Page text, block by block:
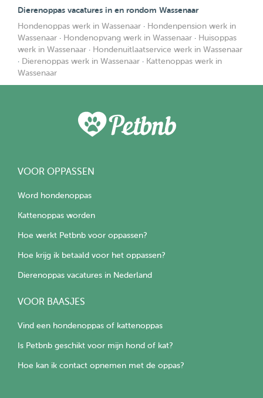
Dierenoppas vacatures in en rondom Wassenaar
Hondenoppas werk in Wassenaar · Hondenpension werk in
Wassenaar · Hondenopvang werk in Wassenaar · Huisoppas
werk in Wassenaar · Hondenuitlaatservice werk in Wassenaar
· Dierenoppas werk in Wassenaar · Kattenoppas werk in
Wassenaar
VOOR OPPASSEN
Word hondenoppas
Kattenoppas worden
Hoe werkt Petbnb voor oppassen?
Hoe krijg ik betaald voor het oppassen?
Dierenoppas vacatures in Nederland
VOOR BAASJES
Vind een hondenoppas of kattenoppas
Is Petbnb geschikt voor mijn hond of kat?
Hoe kan ik contact opnemen met de oppas?